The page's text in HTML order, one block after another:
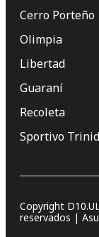
Cerro Porteño
Olimpia
Libertad
Guaraní
Recoleta
Sportivo
Copyright
reservados |